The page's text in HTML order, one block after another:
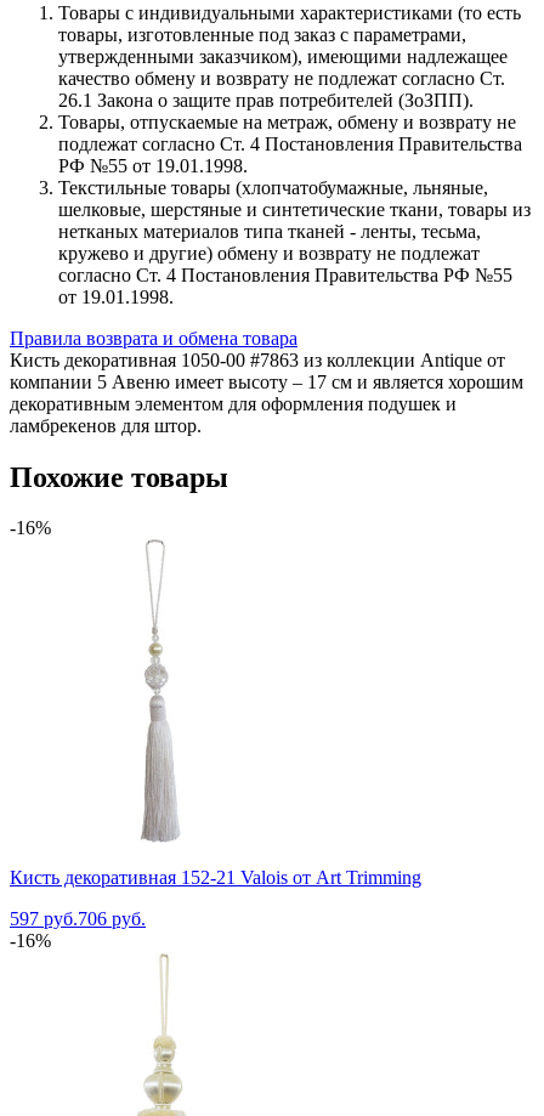
Товары с индивидуальными характеристиками (то есть
товары, изготовленные под заказ с параметрами,
утвержденными заказчиком), имеющими надлежащее
качество обмену и возврату не подлежат согласно Ст.
26.1 Закона о защите прав потребителей (ЗоЗПП).
Товары, отпускаемые на метраж, обмену и возврату не
подлежат согласно Ст. 4 Постановления Правительства
РФ №55 от 19.01.1998.
Текстильные товары (хлопчатобумажные, льняные,
шелковые, шерстяные и синтетические ткани, товары из
нетканых материалов типа тканей - ленты, тесьма,
кружево и другие) обмену и возврату не подлежат
согласно Ст. 4 Постановления Правительства РФ №55
от 19.01.1998.
Правила возврата и обмена товара
Кисть декоративная 1050-00 #7863 из коллекции Antique от
компании 5 Авеню имеет высоту – 17 см и является хорошим
декоративным элементом для оформления подушек и
ламбрекенов для штор.
Похожие товары
-16%
Кисть декоративная 152-21 Valois от Art Trimming
597 руб.706 руб.
-16%